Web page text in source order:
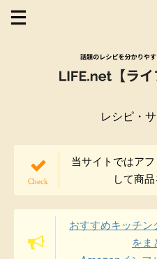
レシピ・
当サイトではア
して商
おすすめキッチ
をま